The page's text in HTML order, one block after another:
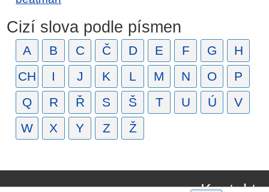
Cizí slova podle písmen
A B C Č D E F G
H
CH
I J K L M N O
P
Q
R Ř S Š T U Ú
V
W
X Y Z Ž